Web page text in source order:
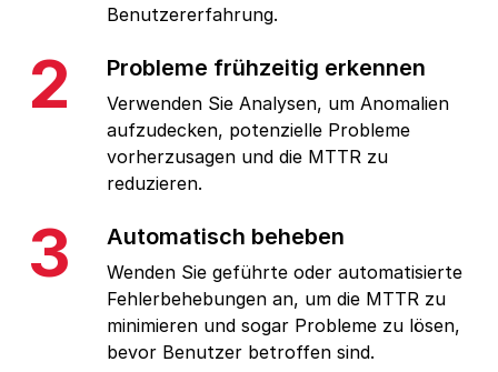
Benutzererfahrung.
2 Probleme frühzeitig erkennen
Verwenden Sie Analysen, um Anomalien
aufzudecken, potenzielle Probleme
vorherzusagen und die MTTR zu
reduzieren.
3 Automatisch beheben
Wenden Sie geführte oder automatisierte
Fehlerbehebungen an, um die MTTR zu
minimieren und sogar Probleme zu lösen,
bevor Benutzer betroffen sind.